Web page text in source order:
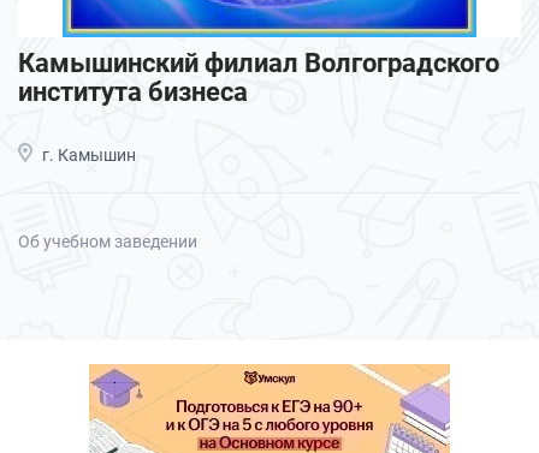
Камышинский филиал Волгоградского
института бизнеса
г. Камышин
Об учебном заведении